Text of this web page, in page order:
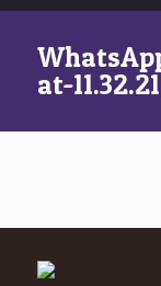
at-11.32.21